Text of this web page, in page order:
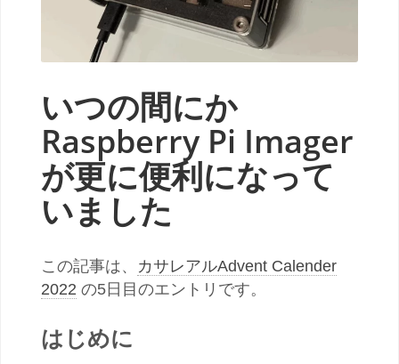
いつの間にか
Raspberry Pi Imager
が更に便利になって
いました
この記事は、 カサレアルAdvent Calender
2022 の5日目のエントリです。
はじめに